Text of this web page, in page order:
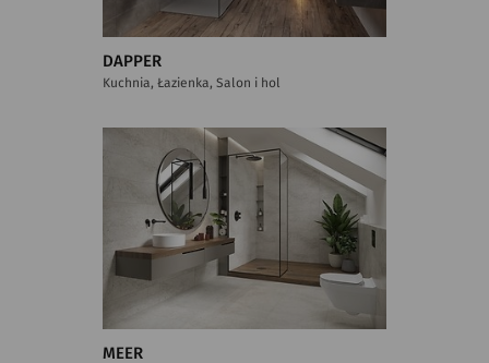
DAPPER
Kuchnia, Łazienka, Salon i hol
MEER